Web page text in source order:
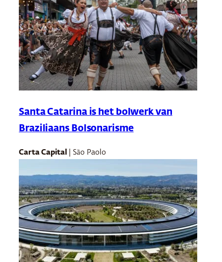
Santa Catarina is het bolwerk van
Braziliaans Bolsonarisme
Carta Capital | São Paolo